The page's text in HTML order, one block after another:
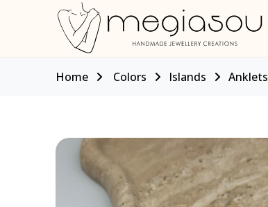
Home Colors Islands Anklets